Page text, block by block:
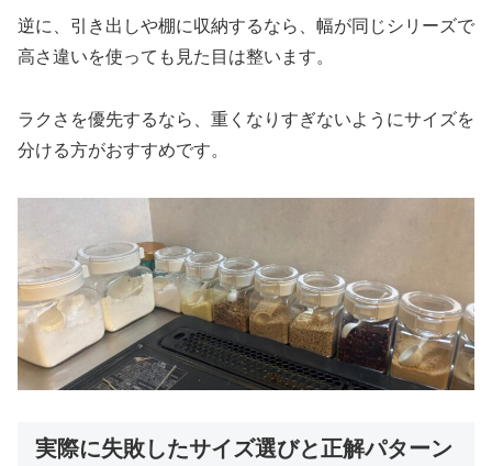
逆に、引き出しや棚に収納するなら、幅が同じシリーズで
高さ違いを使っても見た目は整います。
ラクさを優先するなら、重くなりすぎないようにサイズを
分ける方がおすすめです。
実際に失敗したサイズ選びと正解パターン